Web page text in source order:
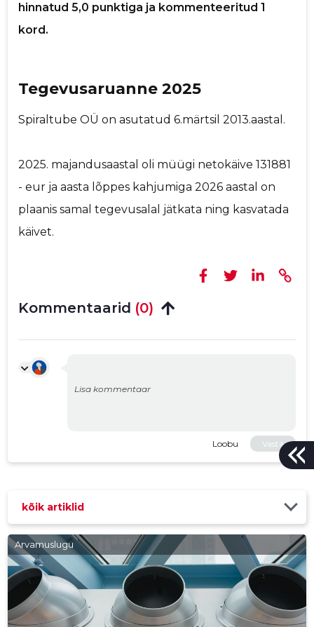
hinnatud 5,0 punktiga ja kommenteeritud 1
kord.
Tegevusaruanne 2025
Spiraltube OÜ on asutatud 6.märtsil 2013.aastal.
2025. majandusaastal oli müügi netokäive 131881
- eur ja aasta lõppes kahjumiga 2026 aastal on
plaanis samal tegevusalal jätkata ning kasvatada
käivet.
Kommentaarid (0)
Loobu Vasta
kõik artiklid
Arvamuslugu